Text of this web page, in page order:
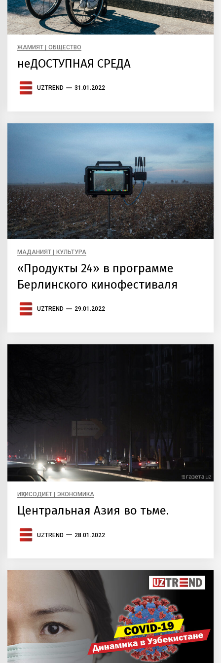
ЖАМИЯТ | ОБЩЕСТВО
неДОСТУПНАЯ СРЕДА
UZTREND 31.01.2022
МАДАНИЯТ | КУЛЬТУРА
«Продукты 24» в программе
Берлинского кинофестиваля
UZTREND 29.01.2022
ИҚТИСОДИЁТ | ЭКОНОМИКА
Центральная Азия во тьме.
UZTREND 28.01.2022